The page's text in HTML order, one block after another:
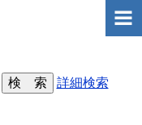
詳細検索